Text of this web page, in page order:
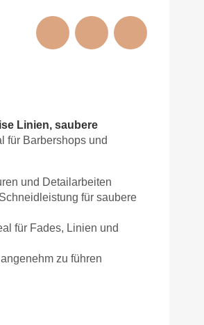
Linien, saubere
für Barbershops und
und Detailarbeiten
für saubere
für Fades, Linien und
zu führen